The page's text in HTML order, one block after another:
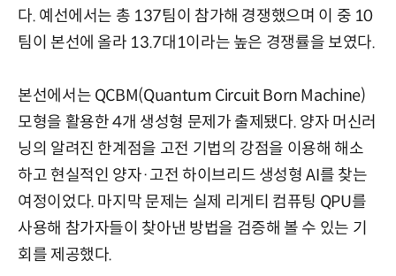
다. 예선에서는 총 137팀이 참가해 경쟁했으며 이 중 10
팀이 본선에 올라 13.7대1이라는 높은 경쟁률을 보였다.
본선에서는 QCBM(Quantum Circuit Born Machine)
모형을 활용한 4개 생성형 문제가 출제됐다. 양자 머신러
닝의 알려진 한계점을 고전 기법의 강점을 이용해 해소
하고 현실적인 양자·고전 하이브리드 생성형 AI를 찾는
여정이었다. 마지막 문제는 실제 리게티 컴퓨팅 QPU를
사용해 참가자들이 찾아낸 방법을 검증해 볼 수 있는 기
회를 제공했다.